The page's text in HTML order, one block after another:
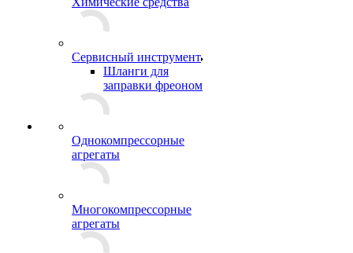
Сервисный инструмент
Шланги для
заправки фреоном
Однокомпрессорные
агрегаты
Многокомпрессорные
агрегаты